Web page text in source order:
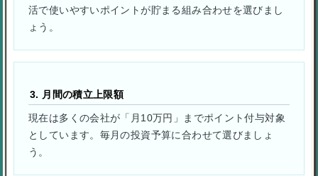
活で使いやすいポイントが貯まる組み合わせを選びまし
ょう。
3. 月間の積立上限額
現在は多くの会社が「月10万円」までポイント付与対象
としています。毎月の投資予算に合わせて選びましょ
う。